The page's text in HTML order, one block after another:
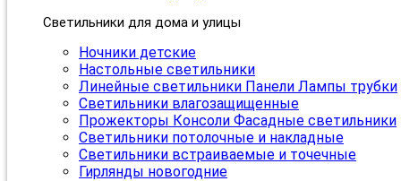
Светильники для дома и улицы
Ночники детские
Настольные светильники
Линейные светильники Панели Лампы трубки
Светильники влагозащищенные
Прожекторы Консоли Фасадные светильники
Светильники потолочные и накладные
Светильники встраиваемые и точечные
Гирлянды новогодние